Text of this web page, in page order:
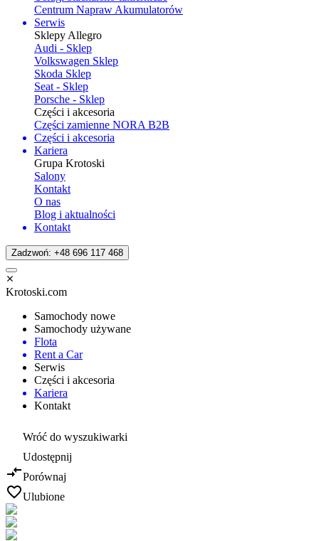
Centrum Napraw Akumulatorów
Serwis
Sklepy Allegro
Audi - Sklep
Volkswagen Sklep
Skoda Sklep
Seat - Sklep
Porsche - Sklep
Części i akcesoria
Części zamienne NORA B2B
Części i akcesoria
Kariera
Grupa Krotoski
Salony
Kontakt
O nas
Blog i aktualności
Kontakt
Zadzwoń: +48 696 117 468
Krotoski.com
Samochody nowe
Samochody używane
Flota
Rent a Car
Serwis
Części i akcesoria
Kariera
Kontakt
Wróć do wyszukiwarki
Udostępnij
Porównaj
Ulubione